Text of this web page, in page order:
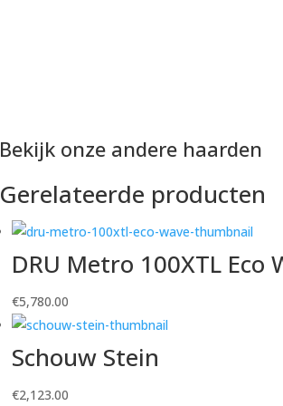
Bekijk onze andere haarden
Gerelateerde producten
DRU Metro 100XTL Eco
€5,780.00
Schouw Stein
€2,123.00